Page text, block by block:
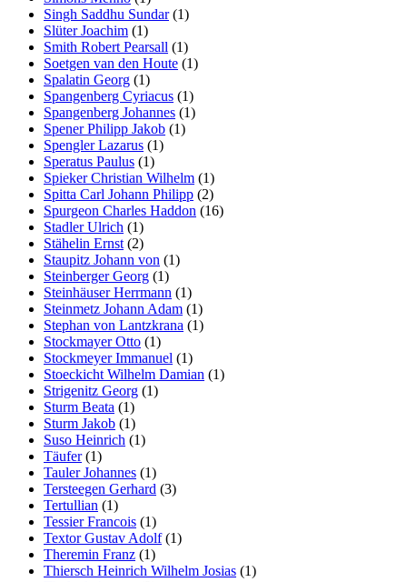
Singh Saddhu Sundar(1)
Slüter Joachim (1)
Smith Robert Pearsall (1)
Soetgen van den Houte (1)
Spalatin Georg (1)
Spangenberg Cyriacus (1)
Spangenberg Johannes (1)
Spener Philipp Jakob (1)
Spengler Lazarus (1)
Speratus Paulus (1)
Spieker Christian Wilhelm (1)
Spitta Carl Johann Philipp (2)
Spurgeon Charles Haddon (16)
Stadler Ulrich (1)
Stähelin Ernst (2)
Staupitz Johann von (1)
Steinberger Georg (1)
Steinhäuser Herrmann (1)
Steinmetz Johann Adam (1)
Stephan von Lantzkrana (1)
Stockmayer Otto (1)
Stockmeyer Immanuel (1)
Stoeckicht Wilhelm Damian (1)
Strigenitz Georg (1)
Sturm Beata (1)
Sturm Jakob (1)
Suso Heinrich (1)
Täufer(1)
Tauler Johannes (1)
Tersteegen Gerhard (3)
Tertullian (1)
Tessier Francois (1)
Textor Gustav Adolf(1)
Theremin Franz (1)
Thiersch Heinrich Wilhelm Josias (1)